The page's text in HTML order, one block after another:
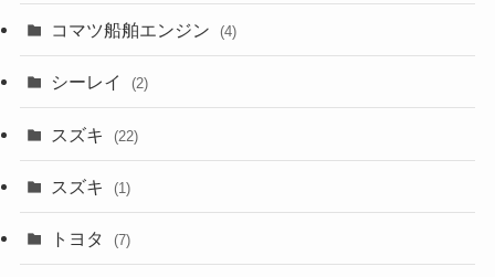
コマツ船舶エンジン (4)
シーレイ (2)
スズキ (22)
スズキ (1)
トヨタ (7)